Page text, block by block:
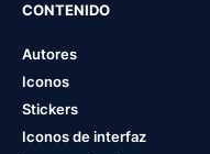
CONTENIDO
Autores
Iconos
Stickers
Iconos de interfaz